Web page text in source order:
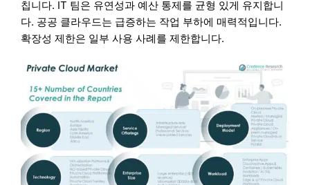
칩니다. IT 팀은 유연성과 예산 통제를 균형 있게 유지합니
다. 공공 클라우드는 급증하는 작업 부하에 매력적입니다.
확장성 제한은 일부 사용 사례를 제한합니다.